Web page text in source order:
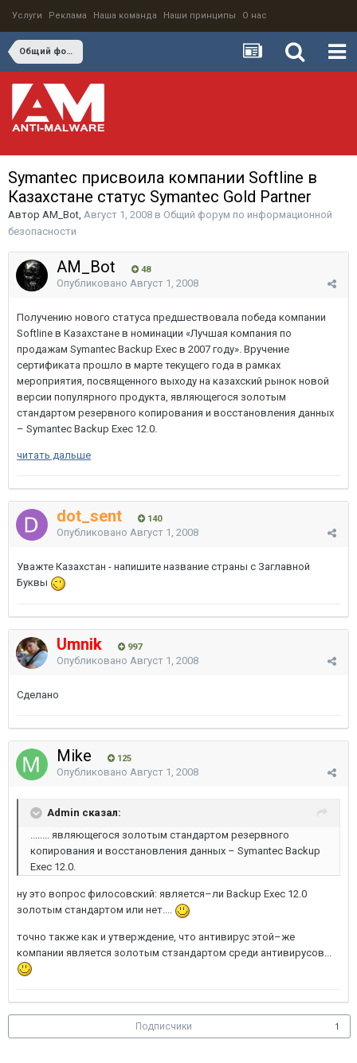
Услуги Реклама Наша команда Наши принципы О нас
Общий форум по информационной безопасности
Symantec присвоила компании Softline в
Казахстане статус Symantec Gold Partner
Автор AM_Bot, Август 1, 2008 в Общий форум по информационной
безопасности
AM_Bot 48
Опубликовано Август 1, 2008
Получению нового статуса предшествовала победа компании
Softline в Казахстане в номинации «Лучшая компания по
продажам Symantec Backup Exec в 2007 году». Вручение
сертификата прошло в марте текущего года в рамках
мероприятия, посвященного выходу на казахский рынок новой
версии популярного продукта, являющегося золотым
стандартом резервного копирования и восстановления данных
– Symantec Backup Exec 12.0.
читать дальше
dot_sent 140
Опубликовано Август 1, 2008
Уважте Казахстан - напишите название страны с Заглавной
Буквы
Umnik 997
Опубликовано Август 1, 2008
Сделано
Mike 125
Опубликовано Август 1, 2008
Admin сказал:
........ являющегося золотым стандартом резервного
копирования и восстановления данных – Symantec Backup
Exec 12.0.
ну это вопрос филосовский: является–ли Backup Exec 12.0
золотым стандартом или нет....
точно также как и утверждение, что антивирус этой–же
компании является золотым стзандартом среди антивирусов...
Подписчики 1